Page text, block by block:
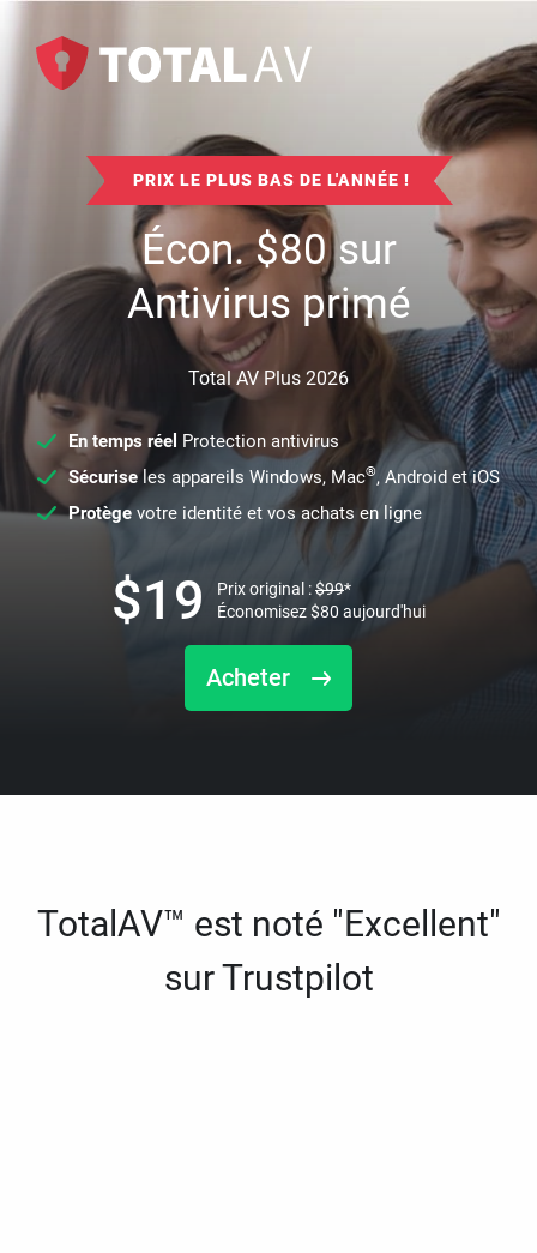
PRIX LE PLUS BAS DE L'ANNÉE !
Écon.$80sur
Antivirus primé
Total AV Plus 2026
En temps réel Protection antivirus
Sécuriseles appareils Windows, Mac®, Android et iOS
Protège votre identité et vos achats en ligne
Acheter
$19 Prix original :$99*
Économisez$80 aujourd'hui
TotalAV™ est noté "Excellent"
sur Trustpilot